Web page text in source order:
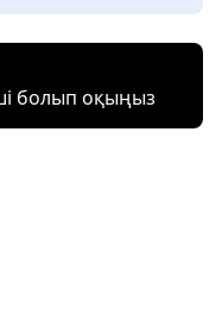
болып оқыңыз